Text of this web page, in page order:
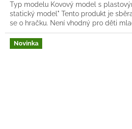
Typ modelu Kovový model s
statický model" Tento produkt je
se o hračku. Není vhodný pro děti
Novinka